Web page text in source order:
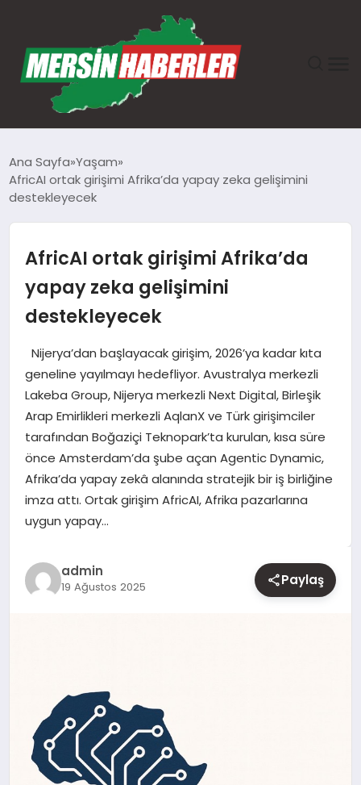
GÜNDEM
TEKNOLOJI
SPOR
YAŞAM
EĞITIM
Ana Sayfa Yaşam
AfricAI ortak girişimi Afrika’da yapay zeka gelişimini
destekleyecek
AfricAI ortak girişimi Afrika’da
yapay zeka gelişimini
destekleyecek
Nijerya’dan başlayacak girişim, 2026’ya kadar kıta
geneline yayılmayı hedefliyor. Avustralya merkezli
Lakeba Group, Nijerya merkezli Next Digital, Birleşik
Arap Emirlikleri merkezli AqlanX ve Türk girişimciler
tarafından Boğaziçi Teknopark’ta kurulan, kısa süre
önce Amsterdam’da şube açan Agentic Dynamic,
Afrika’da yapay zekâ alanında stratejik bir iş birliğine
imza attı. Ortak girişim AfricAI, Afrika pazarlarına
uygun yapay…
admin
19 Ağustos 2025 Paylaş